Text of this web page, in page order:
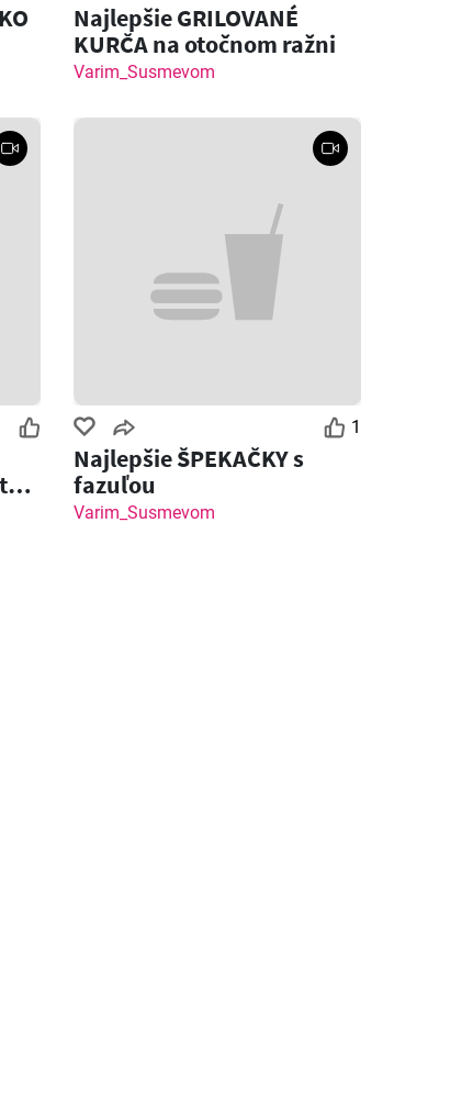
Najlepšie GRILOVANÉ
KURČA na otočnom ražni
Varim_Susmevom
1
Najlepšie ŠPEKAČKY s
fazuľou
Varim_Susmevom